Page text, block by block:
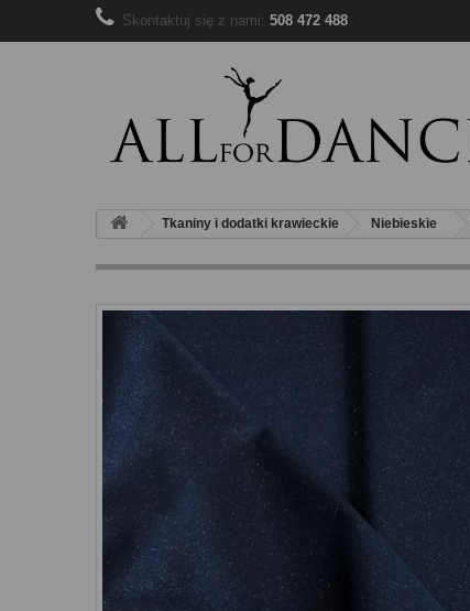
Skontaktuj się z nami: 508 472 488
Tkaniny i dodatki krawieckie Niebieskie